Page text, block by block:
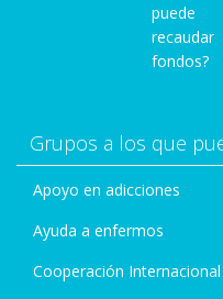
puede
recaudar
fondos?
Grupos a los que
Apoyo en adicciones
Ayuda a enfermos
Cooperación Internacional